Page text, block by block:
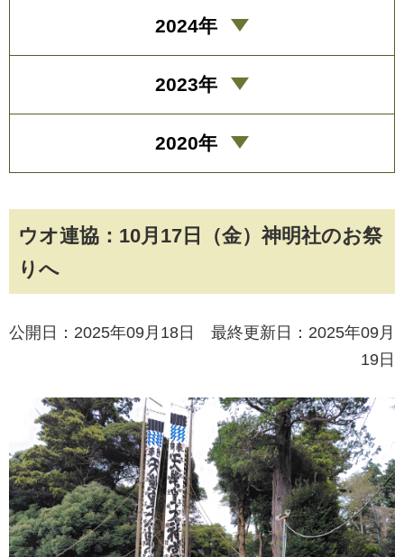
ウオ連協：10月17日（金）神明社のお祭
りへ
公開日：2025年09月18日 最終更新日：2025年09月
19日
2024年
2023年
2020年